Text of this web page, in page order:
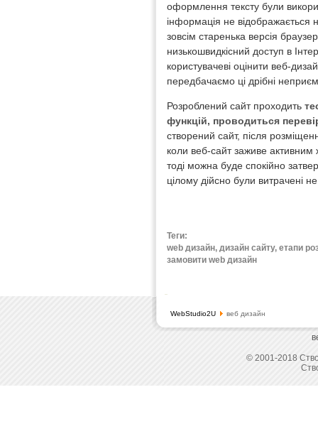
оформлення тексту були
інформація не
зовсім старенька версія
низькошвидкісний доступ в
користувачеві оцінити веб-
передбачаємо ці дрібні
Розроблений сайт проходить
функцій, проводиться
створений сайт, після
коли веб-сайт заживе активним
тоді можна буде спокійно
цілому дійсно були витрачені
Теги:
web дизайн, дизайн сайту, етапи
замовити web дизайн
WebStudio2U веб дизайн
© 2001-2018